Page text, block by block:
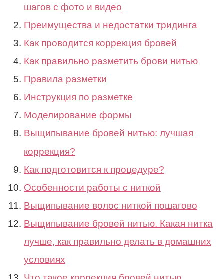
шагов с фото и видео
Преимущества и недостатки тридинга
Как проводится коррекция бровей
Как правильно разметить брови нитью
Правила разметки
Инструкция по разметке
Моделирование формы
Выщипывание бровей нитью: лучшая
коррекция?
Как подготовится к процедуре?
Особенности работы с ниткой
Выщипывание волос ниткой пошагово
Выщипывание бровей нитью. Какая нитка
лучше, как правильно делать в домашних
условиях